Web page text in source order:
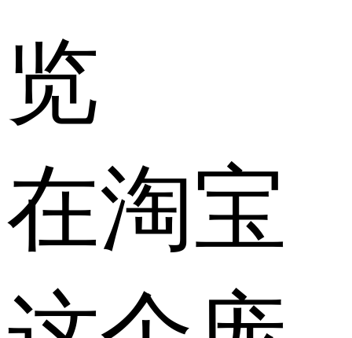
览
在淘宝